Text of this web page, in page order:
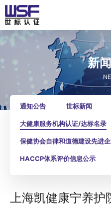
新
通知公告 世标新闻
大健康服务机构认证/达标名录
保健协会自律和道德建设先进
HACCP体系评价信息公示
上海凯健康宁养护